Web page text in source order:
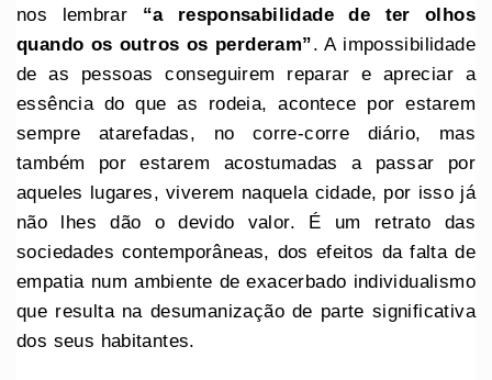
nos lembrar “a responsabilidade de ter olhos
quando os outros os perderam”. A impossibilidade
de as pessoas conseguirem reparar e apreciar a
essência do que as rodeia, acontece por estarem
sempre atarefadas, no corre-corre diário, mas
também por estarem acostumadas a passar por
aqueles lugares, viverem naquela cidade, por isso já
não lhes dão o devido valor. É um retrato das
sociedades contemporâneas, dos efeitos da falta de
empatia num ambiente de exacerbado individualismo
que resulta na desumanização de parte significativa
dos seus habitantes.